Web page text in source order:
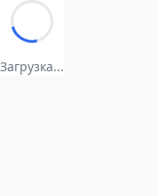
Загрузка...